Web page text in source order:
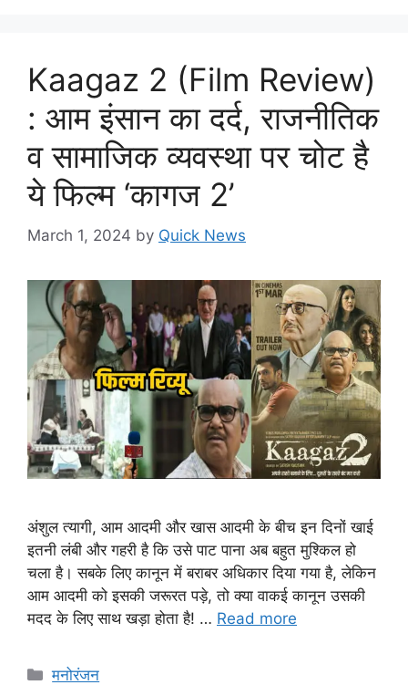
Kaagaz 2 (Film Review)
: आम इंसान का दर्द, राजनीतिक
व सामाजिक व्‍यवस्‍था पर चोट है
ये फिल्म ‘कागज 2’
March 1, 2024 by Quick News
अंशुल त्यागी, आम आदमी और खास आदमी के बीच इन दिनों खाई
इतनी लंबी और गहरी है कि उसे पाट पाना अब बहुत मुश्किल हो
चला है। सबके लिए कानून में बराबर अधिकार दिया गया है, लेकिन
आम आदमी को इसकी जरूरत पड़े, तो क्या वाकई कानून उसकी
मदद के लिए साथ खड़ा होता है! … Read more
मनोरंजन